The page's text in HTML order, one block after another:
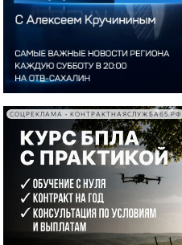
СОЦРЕКЛАМА • КОНТРАКТНАЯСЛУЖБА65.РФ